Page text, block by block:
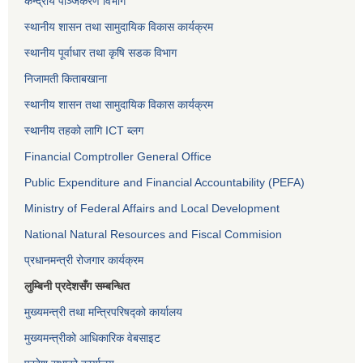
स्थानीय शासन तथा सामुदायिक विकास कार्यक्रम
स्थानीय पूर्वाधार तथा कृषि सडक विभाग
निजामती किताबखाना
स्थानीय शासन तथा सामुदायिक विकास कार्यक्रम
स्थानीय तहको लागि ICT ब्लग
Financial Comptroller General Office
Public Expenditure and Financial Accountability (PEFA)
Ministry of Federal Affairs and Local Development
National Natural Resources and Fiscal Commision
प्रधानमन्त्री रोजगार कार्यक्रम
लुम्बिनी प्रदेशसँग सम्बन्धित
मुख्यमन्त्री तथा मन्त्रिपरिषद्को कार्यालय
मुख्यमन्त्रीको आधिकारिक वेबसाइट